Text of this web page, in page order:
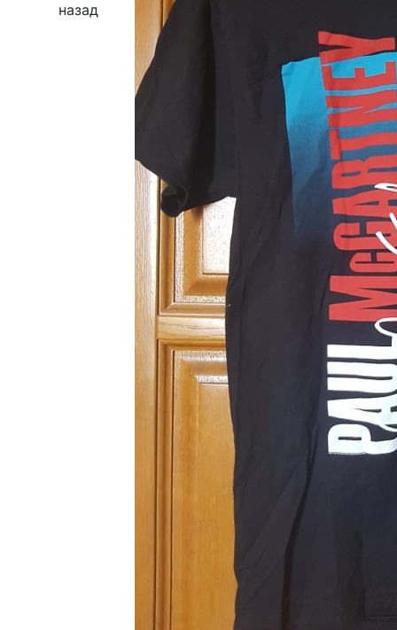
назад